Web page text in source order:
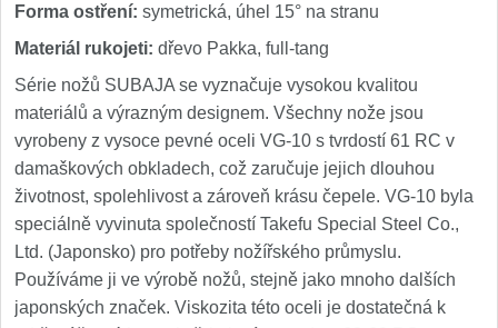
Forma ostření: symetrická, úhel 15° na stranu
Materiál rukojeti: dřevo Pakka, full-tang
Série nožů SUBAJA se vyznačuje vysokou kvalitou
materiálů a výrazným designem. Všechny nože jsou
vyrobeny z vysoce pevné oceli VG-10 s tvrdostí 61 RC v
damaškových obkladech, což zaručuje jejich dlouhou
životnost, spolehlivost a zároveň krásu čepele. VG-10 byla
speciálně vyvinuta společností Takefu Special Steel Co.,
Ltd. (Japonsko) pro potřeby nožířského průmyslu.
Používáme ji ve výrobě nožů, stejně jako mnoho dalších
japonských značek. Viskozita této oceli je dostatečná k